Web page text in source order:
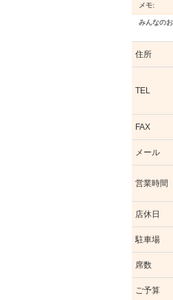
メモ:
みんなの
住所
TEL
FAX
メール
営業時間
店休日
駐車場
席数
ご予算